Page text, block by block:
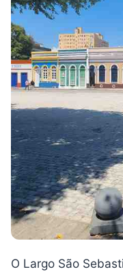
O Largo São